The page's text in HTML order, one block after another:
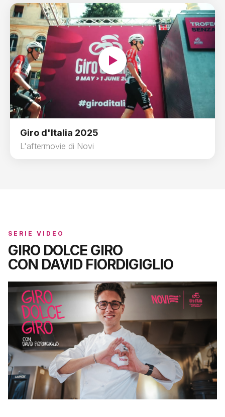
Giro d'Italia 2025
L'aftermovie di Novi
SERIE VIDEO
GIRO DOLCE GIRO
CON DAVID FIORDIGIGLIO